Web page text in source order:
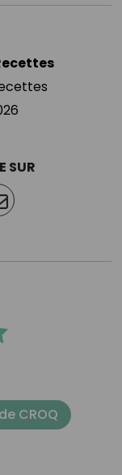
SUR
CROQ